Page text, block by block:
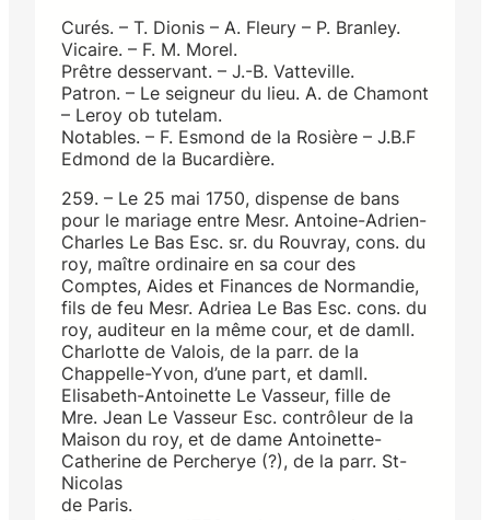
Curés. – T. Dionis – A. Fleury – P. Branley.
Vicaire. – F. M. Morel.
Prêtre desservant. – J.-B. Vatteville.
Patron. – Le seigneur du lieu. A. de Chamont
– Leroy ob tutelam.
Notables. – F. Esmond de la Rosière – J.B.F
Edmond de la Bucardière.
259. – Le 25 mai 1750, dispense de bans
pour le mariage entre Mesr. Antoine-Adrien-
Charles Le Bas Esc. sr. du Rouvray, cons. du
roy, maître ordinaire en sa cour des
Comptes, Aides et Finances de Normandie,
fils de feu Mesr. Adriea Le Bas Esc. cons. du
roy, auditeur en la même cour, et de damll.
Charlotte de Valois, de la parr. de la
Chappelle-Yvon, d’une part, et damll.
Elisabeth-Antoinette Le Vasseur, fille de
Mre. Jean Le Vasseur Esc. contrôleur de la
Maison du roy, et de dame Antoinette-
Catherine de Percherye (?), de la parr. St-
Nicolas
de Paris.